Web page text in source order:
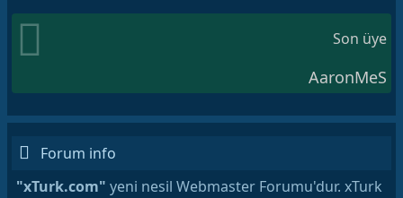
Son üye
AaronMeS
Forum info
"xTurk.com" yeni nesil Webmaster Forumu'dur. xTurk